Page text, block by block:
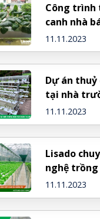
Công
canh nhà
Phương Mai
11.11.2023
Dự án
tại nhà
Đoàn Thị
11.11.2023
Lisado
nghệ
tại Quảng
11.11.2023